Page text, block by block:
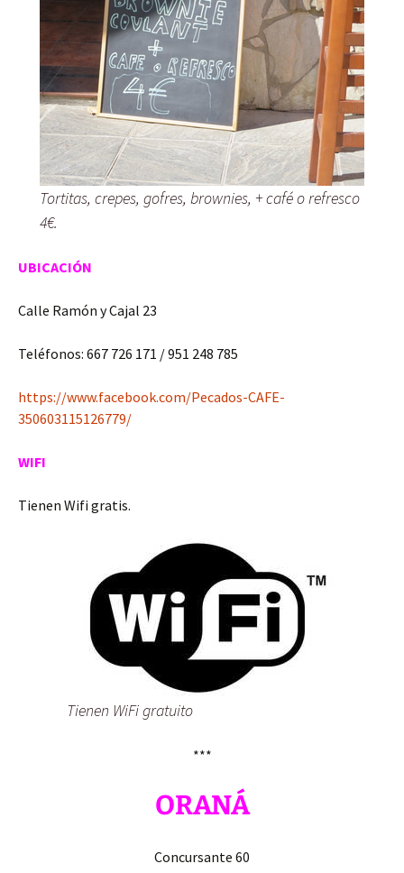
Tortitas, crepes, gofres, brownies, + café o refresco
4€.
UBICACIÓN
Calle Ramón y Cajal 23
Teléfonos: 667 726 171 / 951 248 785
https://www.facebook.com/Pecados-CAFE-
350603115126779/
WIFI
Tienen Wifi gratis.
Tienen WiFi gratuito
***
ORANÁ
Concursante 60